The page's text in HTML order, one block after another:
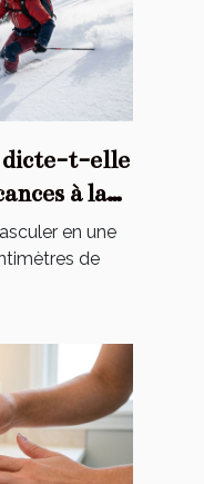
dicte-t-elle
à la
en une
de